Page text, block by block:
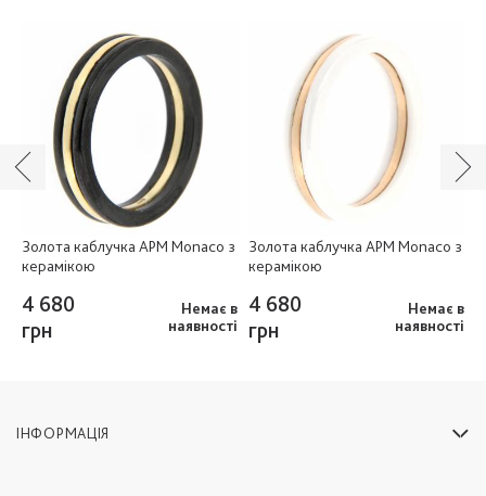
Золота каблучка APM Monaco з
керамікою
4 680
грн
Немає в
наявності
Золота каблучка APM Monaco з
керамікою
4 680
грн
Немає в
наявності
ІНФОРМАЦІЯ